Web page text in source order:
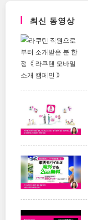
최신 동영상